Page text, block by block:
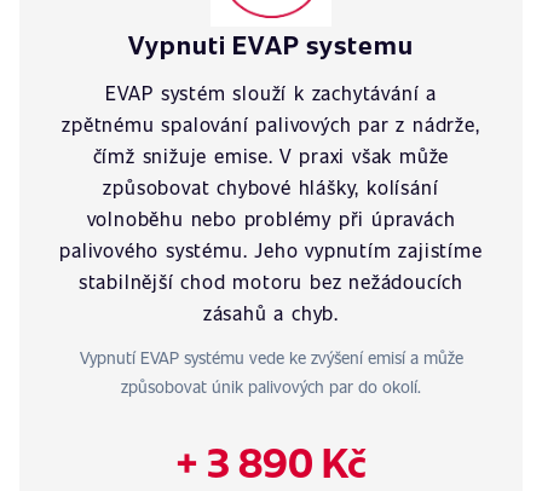
Vypnuti EVAP systemu
EVAP systém slouží k zachytávání a
zpětnému spalování palivových par z nádrže,
čímž snižuje emise. V praxi však může
způsobovat chybové hlášky, kolísání
volnoběhu nebo problémy při úpravách
palivového systému. Jeho vypnutím zajistíme
stabilnější chod motoru bez nežádoucích
zásahů a chyb.
Vypnutí EVAP systému vede ke zvýšení emisí a může
způsobovat únik palivových par do okolí.
+ 3 890 Kč